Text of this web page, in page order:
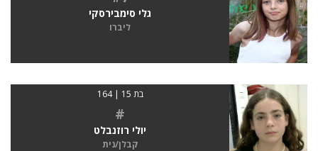
גלי סימבירסקי
ליברו
בת 15 | 164
#
יולי רוזנבלט
קבלן/נית